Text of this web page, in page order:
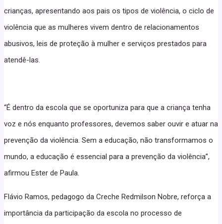
crianças, apresentando aos pais os tipos de violência, o ciclo de
violência que as mulheres vivem dentro de relacionamentos
abusivos, leis de proteção à mulher e serviços prestados para
atendê-las.
“É dentro da escola que se oportuniza para que a criança tenha
voz e nós enquanto professores, devemos saber ouvir e atuar na
prevenção da violência. Sem a educação, não transformamos o
mundo, a educação é essencial para a prevenção da violência”,
afirmou Ester de Paula.
Flávio Ramos, pedagogo da Creche Redmilson Nobre, reforça a
importância da participação da escola no processo de